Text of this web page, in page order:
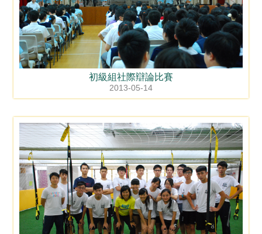
初級組社際辯論比賽
2013-05-14